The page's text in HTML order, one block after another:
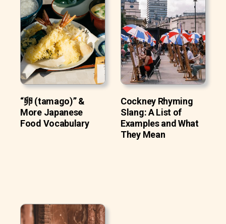
“卵 (tamago)” &
More Japanese
Food Vocabulary
Cockney Rhyming
Slang: A List of
Examples and What
They Mean